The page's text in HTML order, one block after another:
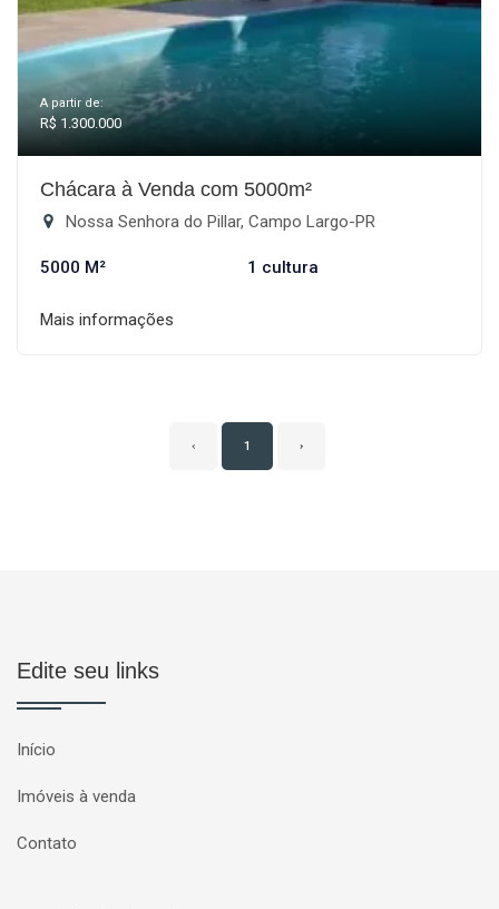
A partir de:
R$ 1.300.000
Chácara à Venda com 5000m²
Nossa Senhora do Pillar, Campo Largo-PR
5000 M² 1 cultura
Mais informações
‹ 1 ›
Edite seu links
Início
Imóveis à venda
Contato